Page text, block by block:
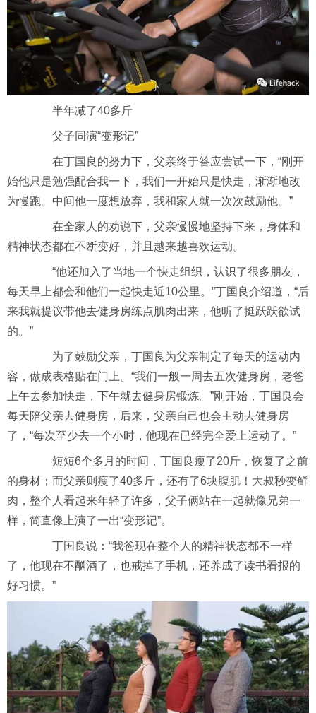
半年减了40多斤
父子同演“变形记”
在丁国良的努力下，父亲终于答应尝试一下，“刚开
始他只是勉强配合我一下，我们一开始只是快走，渐渐地改
为慢跑。中间他一度想放弃，我和家人就一次次鼓励他。”
在全家人的劝说下，父亲慢慢地坚持下来，身体和
精神状态都在不断变好，并且越来越喜欢运动。
“他还加入了当地一个快走组织，认识了很多朋友，
每天早上都会和他们一起快走近10公里。”丁国良介绍道，“后
来我就提议带他去健身房练点肌肉出来，他听了挺跃跃欲试
的。”
为了鼓励父亲，丁国良为父亲制定了每天的运动内
容，做成表格贴在门上。“我们一般一周去五次健身房，老爸
上午去参加快走，下午就去健身房锻炼。”刚开始，丁国良会
每天陪父亲去健身房，后来，父亲自己也会主动去健身房
了，“每次至少去一个小时，他现在已经完全爱上运动了。”
短短6个多月的时间，丁国良瘦了20斤，恢复了之前
的身材；而父亲则瘦了40多斤，还有了6块腹肌！大叔秒变鲜
肉，整个人看起来年轻了许多，父子俩站在一起就像兄弟一
样，简直像上演了一出“变形记”。
丁国良说：“我爸现在整个人的精神状态都不一样
了，他现在不酗酒了，也戒掉了手机，还养成了读书看报的
好习惯。”